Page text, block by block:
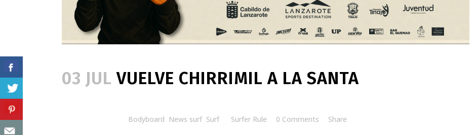
03 JUL VUELVE CHIRRIMIL A LA SANTA
Bodyboard News surf Surf Surfer Rule 0 Comments Share